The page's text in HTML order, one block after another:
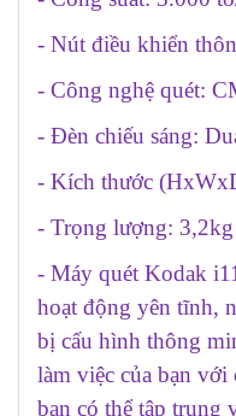
- Nút điều khiển
- Công nghệ quét:
- Đèn chiếu sáng:
- Kích thước
- Trọng lượng: 3,2kg
- Máy quét Kodak
hoạt động yên tĩnh,
bị cấu hình thông
làm việc của bạn
bạn có thể tập trung